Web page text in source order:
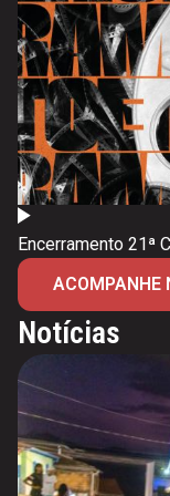
Encerramento 21ª
ACOMPANHE
Notícias